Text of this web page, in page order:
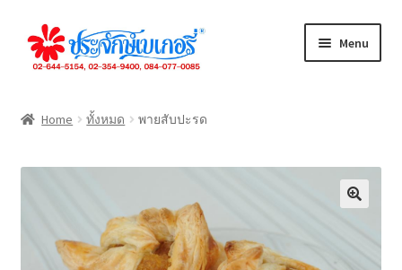
Skip
to
Skip
to
Menu
ขนมปัง
Home ทั้งหมด พายสับปะรด